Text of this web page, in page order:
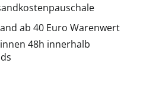
ab 40 Euro Warenwert
48h innerhalb